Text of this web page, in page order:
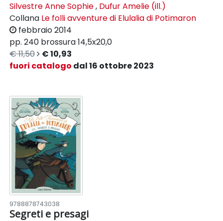
Silvestre Anne Sophie, Dufur Amelie (ill.)
Collana Le folli avventure di Elulalia di Potimaron
febbraio 2014
pp. 240 brossura14,5x20,0
€ 11,50
€ 10,93
fuori catalogo dal 16 ottobre 2023
9788878743038
Segreti e presagi